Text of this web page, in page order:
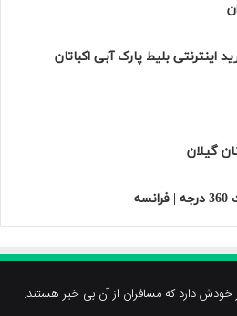
اینترنتی بلیط پارک آبی اکباتان
گیلان
خودش دارد که مسافران از آن بی خبر هستند.